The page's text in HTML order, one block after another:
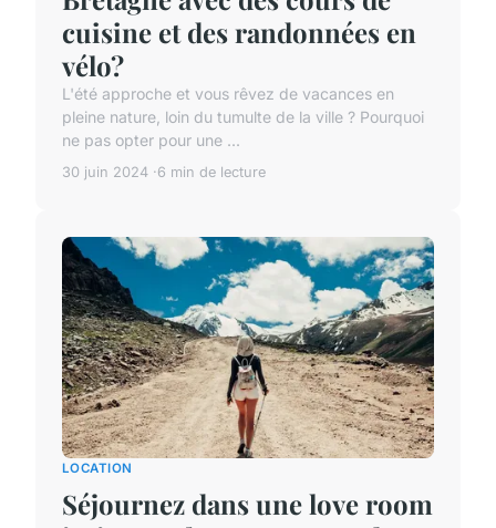
cuisine et des randonnées en
vélo?
L'été approche et vous rêvez de vacances en
pleine nature, loin du tumulte de la ville ? Pourquoi
ne pas opter pour une ...
30 juin 2024 6 min de lecture
LOCATION
Séjournez dans une love room